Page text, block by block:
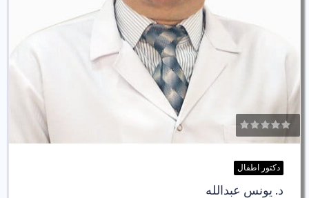
دكتور اطفال
د. يونس عبدالله